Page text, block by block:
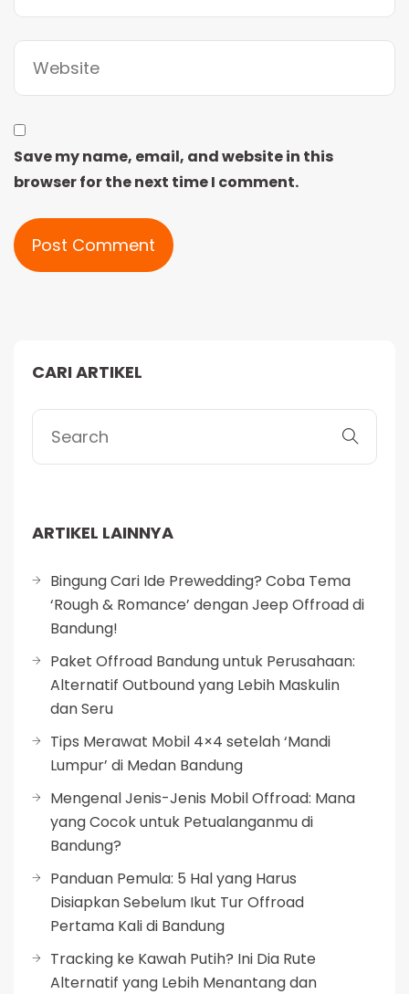
Save my name, email, and website in this
browser for the next time I comment.
CARI ARTIKEL
ARTIKEL LAINNYA
Bingung Cari Ide Prewedding? Coba Tema
‘Rough & Romance’ dengan Jeep Offroad di
Bandung!
Paket Offroad Bandung untuk Perusahaan:
Alternatif Outbound yang Lebih Maskulin
dan Seru
Tips Merawat Mobil 4×4 setelah ‘Mandi
Lumpur’ di Medan Bandung
Mengenal Jenis-Jenis Mobil Offroad: Mana
yang Cocok untuk Petualanganmu di
Bandung?
Panduan Pemula: 5 Hal yang Harus
Disiapkan Sebelum Ikut Tur Offroad
Pertama Kali di Bandung
Tracking ke Kawah Putih? Ini Dia Rute
Alternatif yang Lebih Menantang dan